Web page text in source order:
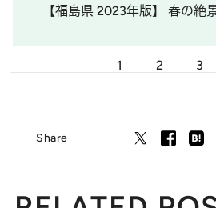
【福島県 2023年版】 春の絶
1 2 3
Share